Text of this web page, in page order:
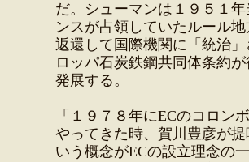
だ。シューマンは１９５１
ンスが占領していたルール
返還して国際機関に「統治
ロッパ石炭鉄鋼共同体条約
発展する。
「１９７８年にECのコロン
やってきた時、賀川豊彦が提
いう概念がECの設立理念の